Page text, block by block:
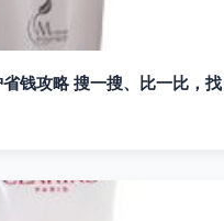
钱攻略 搜一搜、比一比，找